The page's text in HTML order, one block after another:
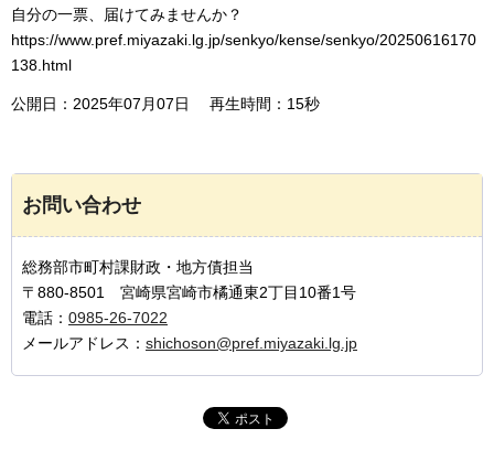
自分の一票、届けてみませんか？
https://www.pref.miyazaki.lg.jp/senkyo/kense/senkyo/20250616170
138.html
公開日：2025年07月07日 再生時間：15秒
お問い合わせ
総務部市町村課財政・地方債担当
〒880-8501 宮崎県宮崎市橘通東2丁目10番1号
電話： 0985-26-7022
メールアドレス： shichoson@pref.miyazaki.lg.jp